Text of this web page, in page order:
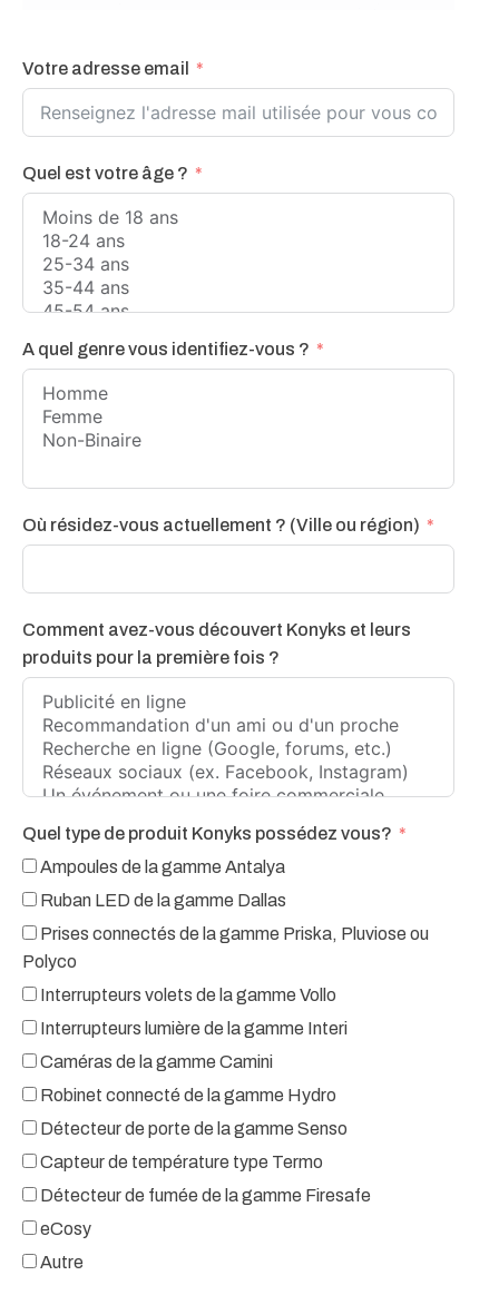
Votre adresse email
Quel est votre âge ?
A quel genre vous identifiez-vous ?
Où résidez-vous actuellement ? (Ville ou région)
Comment avez-vous découvert Konyks et leurs
produits pour la première fois ?
Quel type de produit Konyks possédez vous?
Ampoules de la gamme Antalya
Ruban LED de la gamme Dallas
Prises connectés de la gamme Priska, Pluviose ou
Polyco
Interrupteurs volets de la gamme Vollo
Interrupteurs lumière de la gamme Interi
Caméras de la gamme Camini
Robinet connecté de la gamme Hydro
Détecteur de porte de la gamme Senso
Capteur de température type Termo
Détecteur de fumée de la gamme Firesafe
eCosy
Autre